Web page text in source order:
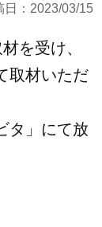
日：2023/03/15
を受け、
取材いただ
タ」にて放